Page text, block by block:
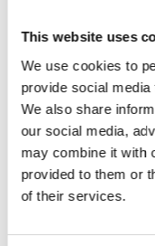
This website uses
We use cookies to
provide social
We also share
our social media,
may combine it with
provided to them or
of their services.
Gewicht ballon
Besturing via
transportkoker